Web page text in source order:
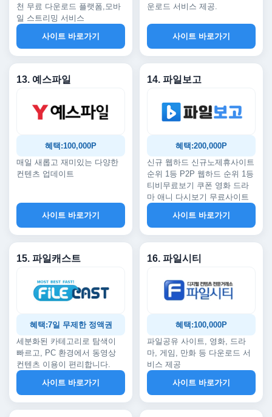
천 무료 다운로드 플랫폼,모바
일 스트리밍 서비스
사이트 바로가기
운로드 서비스 제공.
사이트 바로가기
13. 예스파일
혜택:100,000P
매일 새롭고 재미있는 다양한
컨텐츠 업데이트
사이트 바로가기
14. 파일보고
혜택:200,000P
신규 웹하드 신규노제휴사이트
순위 1등 P2P 웹하드 순위 1등
티비무료보기 쿠폰 영화 드라
마 애니 다시보기 무료사이트
사이트 바로가기
15. 파일캐스트
혜택:7일 무제한 정액권
세분화된 카테고리로 탐색이
빠르고, PC 환경에서 동영상
컨텐츠 이용이 편리합니다.
사이트 바로가기
16. 파일시티
혜택:100,000P
파일공유 사이트, 영화, 드라
마, 게임, 만화 등 다운로드 서
비스 제공
사이트 바로가기